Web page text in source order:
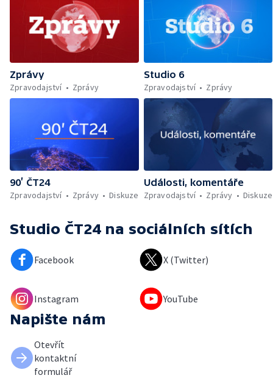
Zprávy
Zpravodajství
Zprávy
Studio 6
Zpravodajství
Zprávy
90’ ČT24
Zpravodajství
Zprávy Diskuze
Události, komentáře
Zpravodajství
Zprávy Diskuze
Studio ČT24 na sociálních sítích
Facebook X (Twitter)
Instagram YouTube
Napište nám
Otevřít
kontaktní
formulář